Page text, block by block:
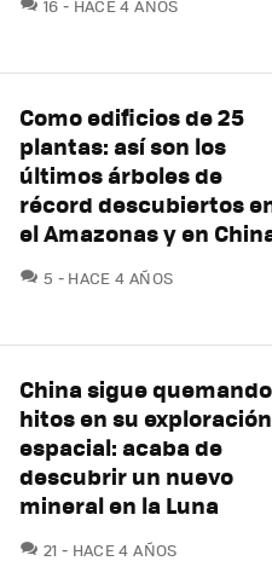
16 HACE 4 AÑOS
Como edificios de 25
plantas: así son los
últimos árboles de
récord descubiertos
el Amazonas y en
5 COMENTARIOS
HACE 4 AÑOS
China sigue quemando
hitos en su exploración
espacial: acaba de
descubrir un nuevo
mineral en la Luna
21 COMENTARIOS
HACE 4 AÑOS